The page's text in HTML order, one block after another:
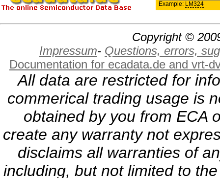
Example: LM324
Copyright ©
Impressum- Questions, errors,
Documentation for ecadata.de and vrt-
All data are restricted for
commerical trading usage is
obtained by you from ECA
create any warranty not
disclaims all warranties of
including, but not limited to